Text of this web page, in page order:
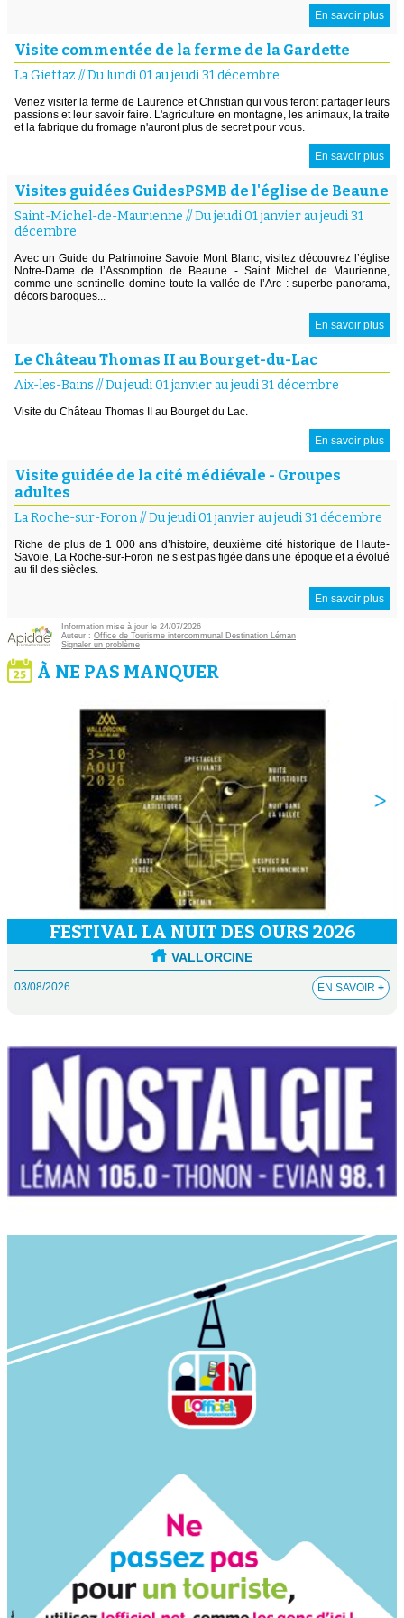
En savoir plus
Visite commentée de la ferme de la Gardette
La Giettaz //Du lundi 01 au jeudi 31 décembre
Venez visiter la ferme de Laurence et Christian qui vous feront partager leurs
passions et leur savoir faire. L'agriculture en montagne, les animaux, la traite
et la fabrique du fromage n'auront plus de secret pour vous.
En savoir plus
Visites guidées GuidesPSMB de l'église de Beaune
Saint-Michel-de-Maurienne //Du jeudi 01 janvier au jeudi 31
décembre
Avec un Guide du Patrimoine Savoie Mont Blanc, visitez découvrez l’église
Notre-Dame de l’Assomption de Beaune - Saint Michel de Maurienne,
comme une sentinelle domine toute la vallée de l’Arc : superbe panorama,
décors baroques...
En savoir plus
Le Château Thomas II au Bourget-du-Lac
Aix-les-Bains //Du jeudi 01 janvier au jeudi 31 décembre
Visite du Château Thomas II au Bourget du Lac.
En savoir plus
Visite guidée de la cité médiévale - Groupes
adultes
La Roche-sur-Foron//Du jeudi 01 janvier au jeudi 31 décembre
Riche de plus de 1 000 ans d’histoire, deuxième cité historique de Haute-
Savoie, La Roche-sur-Foron ne s’est pas figée dans une époque et a évolué
au fil des siècles.
En savoir plus
Information mise à jour le 24/07/2026
Auteur : Office de Tourisme intercommunal Destination Léman
Signaler un problème
À NE PAS MANQUER
FESTIVAL LA NUIT DES OURS 2026
VALLORCINE
03/08/2026 EN SAVOIR +